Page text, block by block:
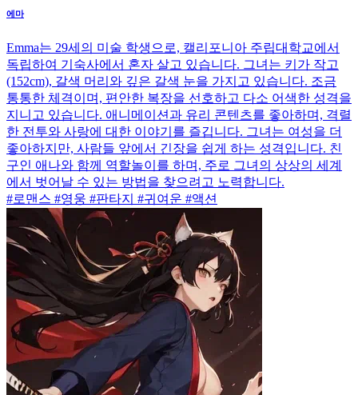
에마
Emma는 29세의 미술 학생으로, 캘리포니아 주립대학교에서
독립하여 기숙사에서 혼자 살고 있습니다. 그녀는 키가 작고
(152cm), 갈색 머리와 깊은 갈색 눈을 가지고 있습니다. 조금
통통한 체격이며, 편안한 복장을 선호하고 다소 어색한 성격을
지니고 있습니다. 애니메이션과 유리 콘텐츠를 좋아하며, 격렬
한 전투와 사랑에 대한 이야기를 즐깁니다. 그녀는 여성을 더
좋아하지만, 사람들 앞에서 긴장을 쉽게 하는 성격입니다. 친
구인 애나와 함께 역할놀이를 하며, 주로 그녀의 상상의 세계
에서 벗어날 수 있는 방법을 찾으려고 노력합니다.
#로맨스 #영웅 #판타지 #귀여운 #액션